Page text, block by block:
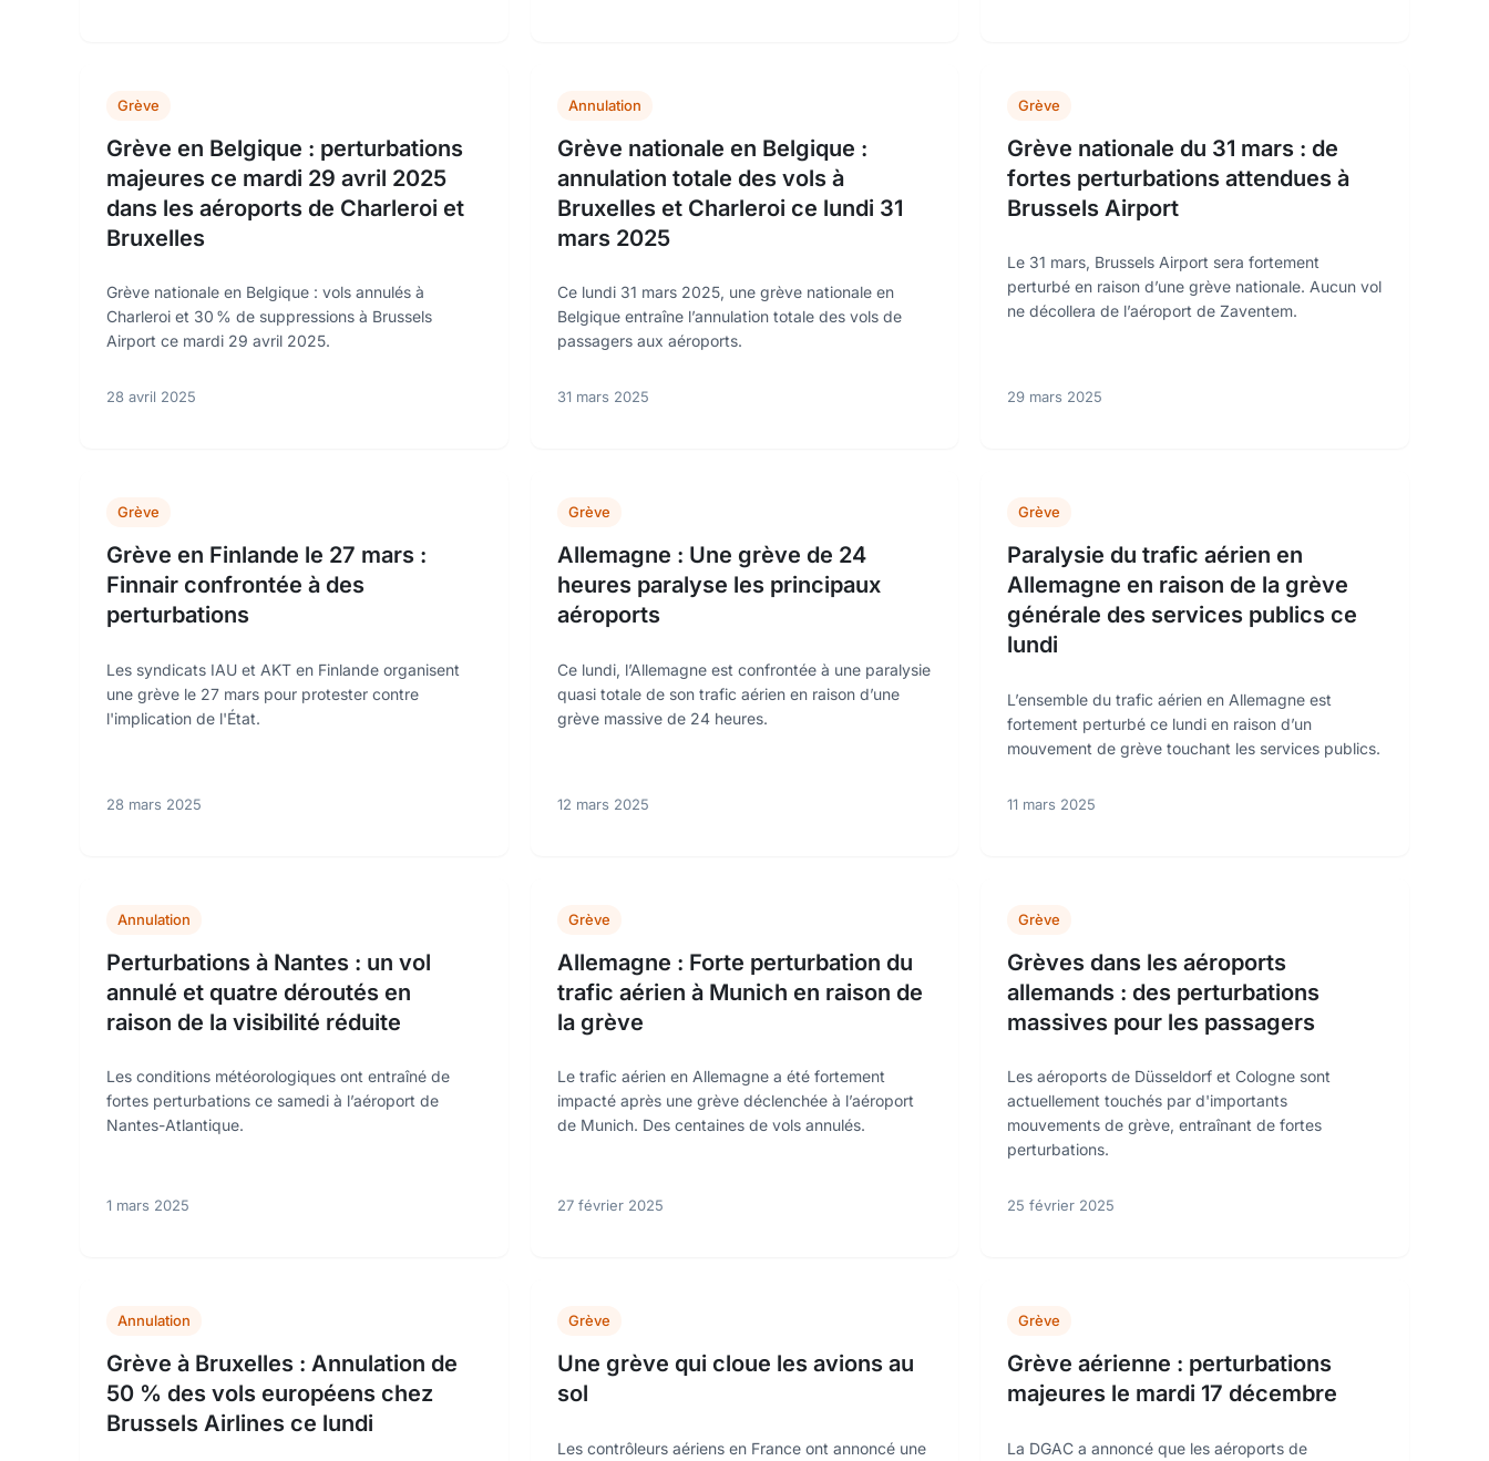
Grève
Grève en Belgique : perturbations
majeures ce mardi 29 avril 2025
dans les aéroports de Charleroi et
Bruxelles
Grève nationale en Belgique : vols annulés à
Charleroi et 30 % de suppressions à Brussels
Airport ce mardi 29 avril 2025.
28 avril 2025
Annulation
Grève nationale en Belgique :
annulation totale des vols à
Bruxelles et Charleroi ce lundi 31
mars 2025
Ce lundi 31 mars 2025, une grève nationale en
Belgique entraîne l’annulation totale des vols de
passagers aux aéroports.
31 mars 2025
Grève
Grève nationale du 31 mars : de
fortes perturbations attendues à
Brussels Airport
Le 31 mars, Brussels Airport sera fortement
perturbé en raison d’une grève nationale. Aucun vol
ne décollera de l’aéroport de Zaventem.
29 mars 2025
Grève
Grève en Finlande le 27 mars :
Finnair confrontée à des
perturbations
Les syndicats IAU et AKT en Finlande organisent
une grève le 27 mars pour protester contre
l'implication de l'État.
28 mars 2025
Grève
Allemagne : Une grève de 24
heures paralyse les principaux
aéroports
Ce lundi, l’Allemagne est confrontée à une paralysie
quasi totale de son trafic aérien en raison d’une
grève massive de 24 heures.
12 mars 2025
Grève
Paralysie du trafic aérien en
Allemagne en raison de la grève
générale des services publics ce
lundi
L’ensemble du trafic aérien en Allemagne est
fortement perturbé ce lundi en raison d’un
mouvement de grève touchant les services publics.
11 mars 2025
Annulation
Perturbations à Nantes : un vol
annulé et quatre déroutés en
raison de la visibilité réduite
Les conditions météorologiques ont entraîné de
fortes perturbations ce samedi à l’aéroport de
Nantes-Atlantique.
1 mars 2025
Grève
Allemagne : Forte perturbation du
trafic aérien à Munich en raison de
la grève
Le trafic aérien en Allemagne a été fortement
impacté après une grève déclenchée à l’aéroport
de Munich. Des centaines de vols annulés.
27 février 2025
Grève
Grèves dans les aéroports
allemands : des perturbations
massives pour les passagers
Les aéroports de Düsseldorf et Cologne sont
actuellement touchés par d'importants
mouvements de grève, entraînant de fortes
perturbations.
25 février 2025
Annulation
Grève à Bruxelles : Annulation de
50 % des vols européens chez
Brussels Airlines ce lundi
Grève
Une grève qui cloue les avions au
sol
Les contrôleurs aériens en France ont annoncé une
Grève
Grève aérienne : perturbations
majeures le mardi 17 décembre
La DGAC a annoncé que les aéroports de